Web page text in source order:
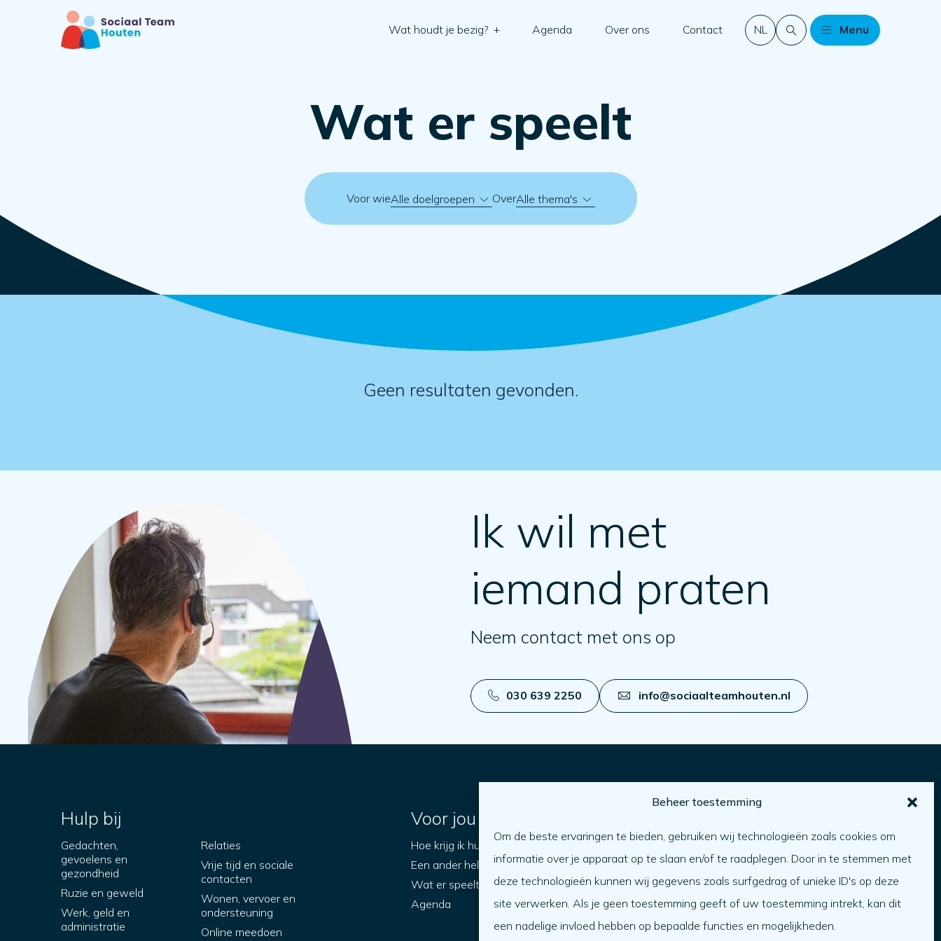
Beheer toestemming
Om de beste ervaringen te bieden, gebruiken wij technologieën zoals cookies om
informatie over je apparaat op te slaan en/of te raadplegen. Door in te stemmen met
deze technologieën kunnen wij gegevens zoals surfgedrag of unieke ID's op deze
site verwerken. Als je geen toestemming geeft of uw toestemming intrekt, kan dit
een nadelige invloed hebben op bepaalde functies en mogelijkheden.
Wat houdt je bezig? + Agenda Over ons Contact NL Menu
Wat er speelt
Voor wie Over
Geen resultaten gevonden.
Ik wil met
iemand praten
Neem contact met ons op
030 639 2250 info@sociaalteamhouten.nl
Hulp bij
Gedachten,
gevoelens en
gezondheid
Ruzie en geweld
Werk, geld en
administratie
Relaties
Vrije tijd en sociale
contacten
Wonen, vervoer en
ondersteuning
Online meedoen
Voor jou
Hoe krijg ik hulp?
Een ander helpen
Wat er speelt
Agenda
Over ons
Werken bij
Team
Organisatie